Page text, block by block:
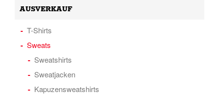
AUSVERKAUF
T-Shirts
Sweats
Sweatshirts
Sweatjacken
Kapuzensweatshirts